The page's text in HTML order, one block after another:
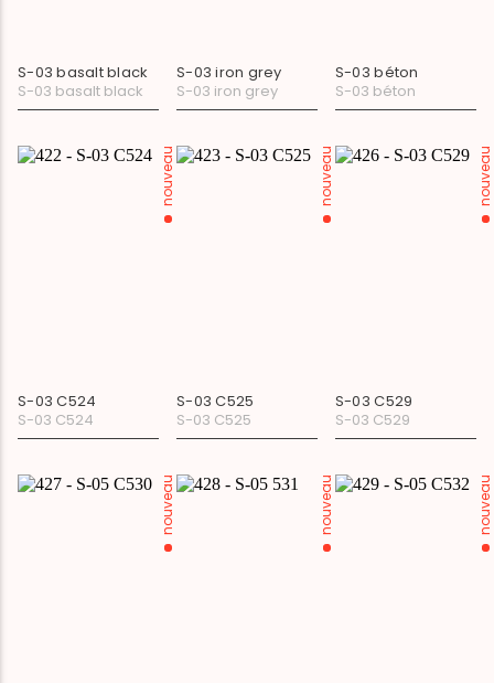
S-03 basalt black
S-03 basalt black
S-03 iron grey
S-03 iron grey
S-03 béton
S-03 béton
S-03 C524
S-03 C524
nouveau
S-03 C525
S-03 C525
nouveau
S-03 C529
S-03 C529
nouveau
nouveau nouveau nouveau